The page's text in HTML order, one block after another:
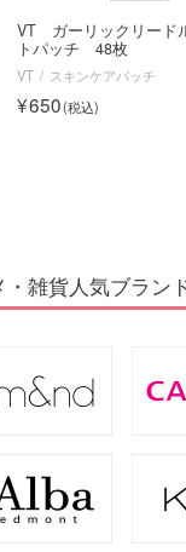
VT ガーリックリード
トパッチ 48枚
VT スキンケアパッチ
650
・雑貨人気ブラン